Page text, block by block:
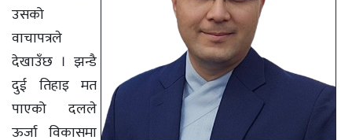
उसको
वाचापत्रले
देखाउँछ । झन्डै
दुई तिहाइ मत
पाएको दलले
ऊर्जा विकासमा